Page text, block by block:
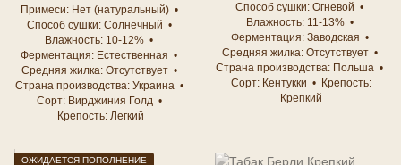
Примеси
Нет (натуральный)
Способ сушки Солнечный
Влажность 10-12%
Ферментация
Естественная
Средняя жилка Отсутствует
Страна производства Украина
Сорт
Вирджиния Голд
Крепость Легкий
Способ сушки Огневой
Влажность 11-13%
Ферментация Заводская
Средняя жилка Отсутствует
Страна производства Польша
Сорт
Кентукки
Крепость
Крепкий
ОЖИДАЕТСЯ ПОПОЛНЕНИЕ